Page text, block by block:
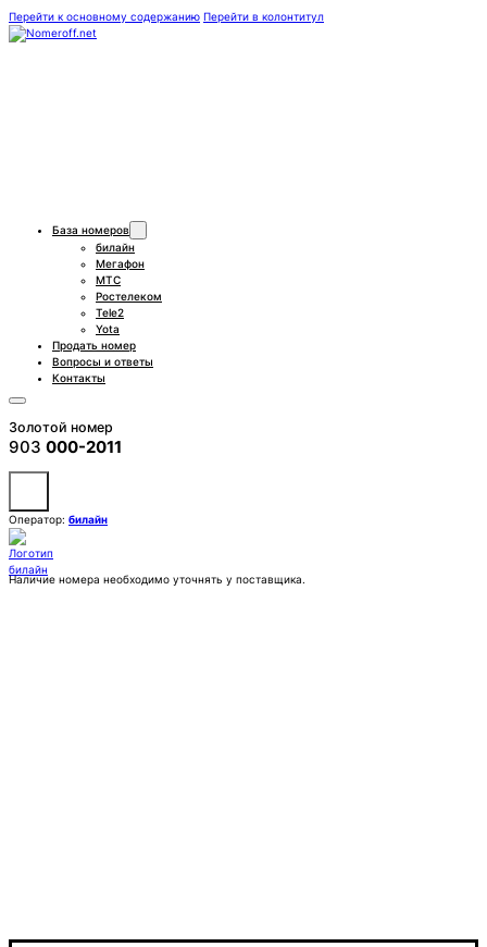
Перейти к основному содержанию Перейти в колонтитул
База номеров
билайн
Мегафон
МТС
Ростелеком
Tele2
Yota
Продать номер
Вопросы и ответы
Контакты
Золотой номер
903 000-2011
Оператор: билайн
Наличие номера необходимо уточнять у поставщика.